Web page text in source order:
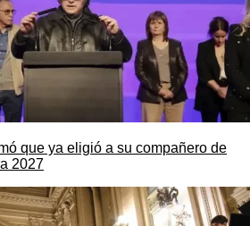
que ya eligió a su compañero de
2027